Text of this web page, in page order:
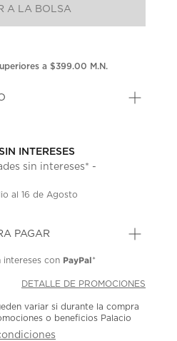
A LA BOLSA
a $399.00 M.N.
INTERESES
sin intereses* -
al 16 de Agosto
PAGAR
intereses con PayPal*
DETALLE DE PROMOCIONES
variar si durante la compra
o beneficios Palacio